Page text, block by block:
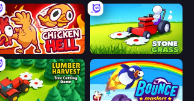
Hell Stone Grass: Mowing Simulator